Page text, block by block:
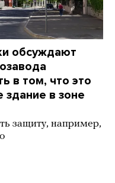
обсуждают
в том, что это
здание в зоне
защиту, например,